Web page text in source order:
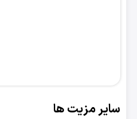
سایر مزیت ها